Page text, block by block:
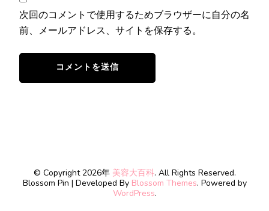
次回のコメントで使用するためブラウザーに自分の名
前、メールアドレス、サイトを保存する。
© Copyright 2026年 美容大百科. All Rights Reserved.
Blossom Pin | Developed By Blossom Themes. Powered by
WordPress.